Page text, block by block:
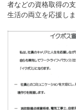
者などの資格取得の
生活の両立を応援しま